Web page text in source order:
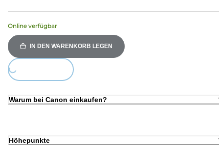
Online verfügbar
IN DEN WARENKORB LEGEN
Loading...
Warum bei Canon einkaufen?
Höhepunkte